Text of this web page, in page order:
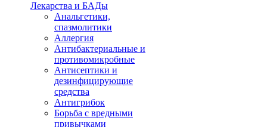
Лекарства и БАДы
Анальгетики,
спазмолитики
Аллергия
Антибактериальные и
противомикробные
Антисептики и
дезинфицирующие
средства
Антигрибок
Борьба с вредными
привычками